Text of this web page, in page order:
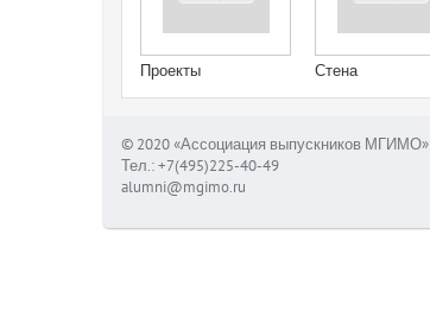
Проекты Стена
© 2020 «Ассоциация выпускников МГИМО»
Тел.: +7(495)225-40-49
alumni@mgimo.ru